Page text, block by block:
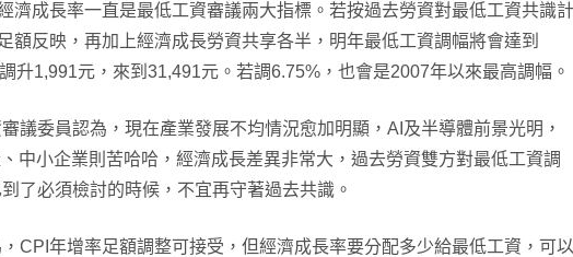
濟成長率一直是最低工資審議兩大指標。若按過去勞資對最低工資共識計
額反映，再加上經濟成長勞資共享各半，明年最低工資調幅將會達到
升1,991元，來到31,491元。若調6.75%，也會是2007年以來最高調幅。
議委員認為，現在產業發展不均情況愈加明顯，AI及半導體前景光明，
中小企業則苦哈哈，經濟成長差異非常大，過去勞資雙方對最低工資調
了必須檢討的時候，不宜再守著過去共識。
CPI年增率足額調整可接受，但經濟成長率要分配多少給最低工資，可以